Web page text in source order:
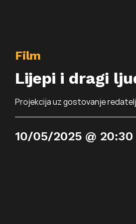
Film
Lijepi i dragi
Projekcija uz gostovanje
10/05/2025 @ 20:30